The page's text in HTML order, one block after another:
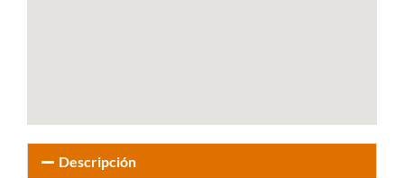
Descripción